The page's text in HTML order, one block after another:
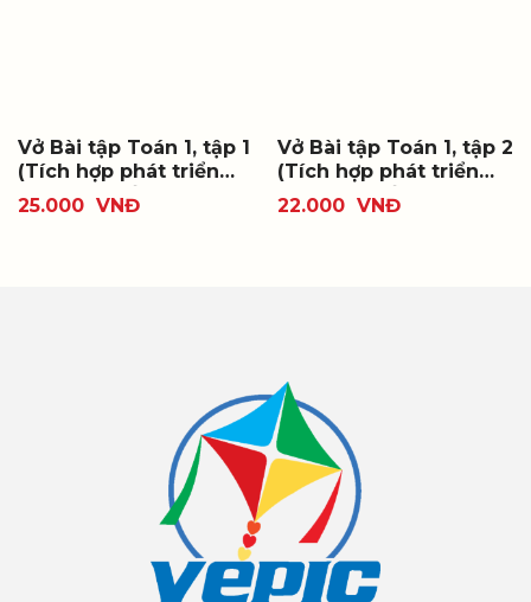
Vở Bài tập Toán 1, tập 1
(Tích hợp phát triển
năng lực số)
25.000 VNĐ
Vở Bài tập Toán 1, tập 2
(Tích hợp phát triển
năng lực số)
22.000 VNĐ